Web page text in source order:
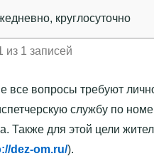
круглосуточно
из 1 записей
все вопросы требуют
службу по
Также для этой цели
dez-om.ru/).